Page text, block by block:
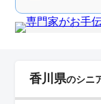
香川県のシニ